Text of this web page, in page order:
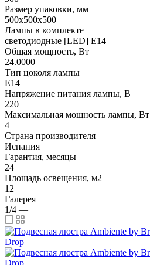
Размер упаковки, мм
500x500x500
Лампы в комплекте
светодиодные [LED] E14
Общая мощность, Вт
24.0000
Тип цоколя лампы
E14
Напряжение питания лампы, В
220
Максимальная мощность лампы, Вт
4
Страна производителя
Испания
Гарантия, месяцы
24
Площадь освещения, м2
12
Галерея
1/4 —